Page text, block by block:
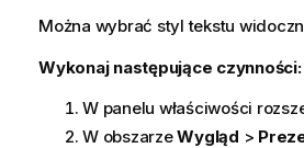
Można wybrać styl tekstu
Wykonaj następujące czynności:
W panelu właściwości
W obszarzeWygląd >